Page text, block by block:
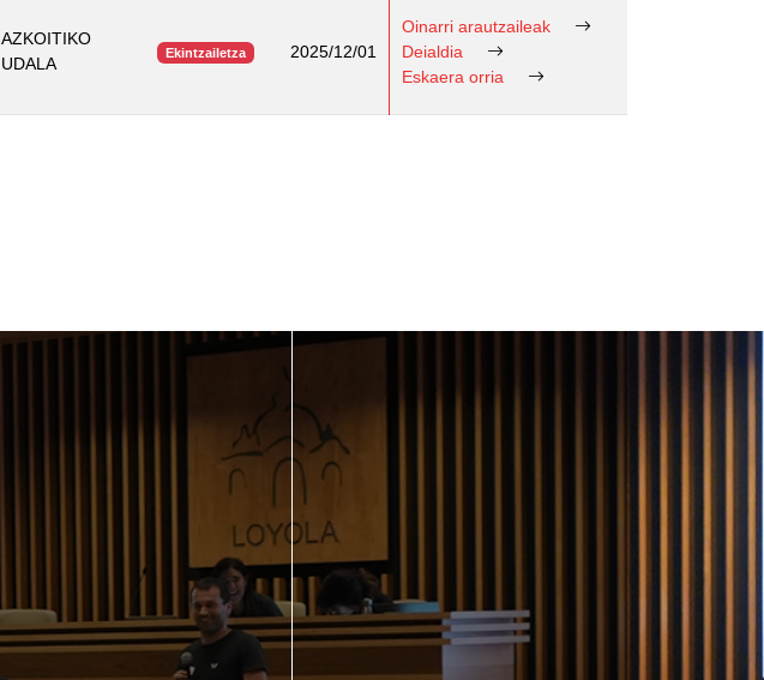
AZKOITIKO
UDALA
Ekintzailetza 2025/12/01
Oinarri arautzaileak
Deialdia
Eskaera orria